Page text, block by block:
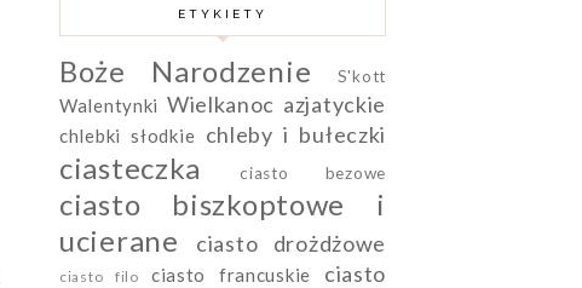
ETYKIETY
Boże Narodzenie S'kott
Walentynki Wielkanoc azjatyckie
chlebki słodkie chleby i bułeczki
ciasteczka ciasto bezowe
ciasto biszkoptowe i
ucierane
ciasto drożdżowe
ciasto filo ciasto francuskie
ciasto